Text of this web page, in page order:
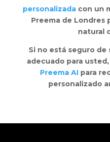
personalizada con un
Preema de Londres
natural
Si no está seguro
adecuado para
Preema AIpara
personalizado